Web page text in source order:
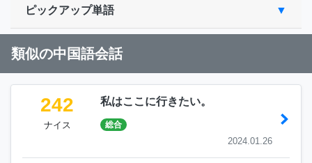
ピックアップ単語
類似の中国語会話
242
ナイス
私はここに行きたい。
総合
2024.01.26